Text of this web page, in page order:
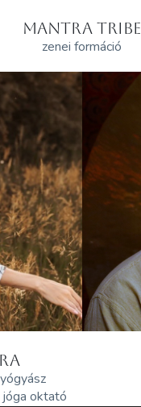
MANTRA TRIBE
zenei formáció
jóga oktató